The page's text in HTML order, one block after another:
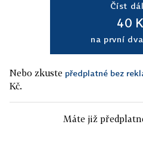
Číst
40
na první
Nebo zkuste předplatné bez
Kč.
Máte již